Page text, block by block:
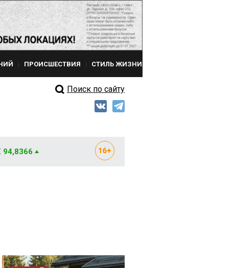
ПРОИСШЕСТВИЯ СТИЛЬ ЖИЗНИ
Поиск по сайту
94,8366